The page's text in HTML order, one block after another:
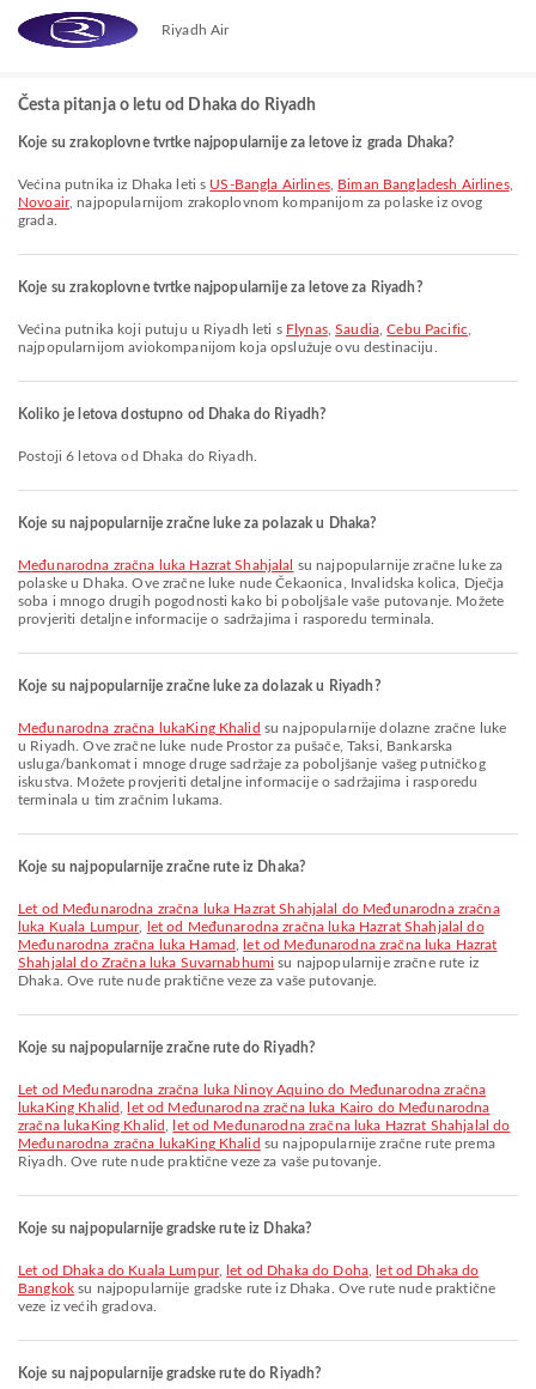
Riyadh Air
Česta pitanja o letu od Dhaka do Riyadh
Koje su zrakoplovne tvrtke najpopularnije za letove iz grada Dhaka?
Većina putnika iz Dhaka leti s US-Bangla Airlines, Biman Bangladesh Airlines,
Novoair, najpopularnijom zrakoplovnom kompanijom za polaske iz ovog
grada.
Koje su zrakoplovne tvrtke najpopularnije za letove za Riyadh?
Većina putnika koji putuju u Riyadh leti s Flynas,Saudia ,Cebu Pacific
najpopularnijom aviokompanijom koja opslužuje ovu destinaciju.
Koliko je letova dostupno od Dhaka do Riyadh?
Postoji 6 letova od Dhaka do Riyadh.
Koje su najpopularnije zračne luke za polazak u Dhaka?
Međunarodna zračna luka Hazrat Shahjalal su najpopularnije zračne luke za
polaske u Dhaka. Ove zračne luke nude Čekaonica, Invalidska kolica, Dječja
soba i mnogo drugih pogodnosti kako bi poboljšale vaše putovanje. Možete
provjeriti detaljne informacije o sadržajima i rasporedu terminala.
Koje su najpopularnije zračne luke za dolazak u Riyadh?
Međunarodna zračna lukaKing Khalid su najpopularnije dolazne zračne luke
u Riyadh. Ove zračne luke nude Prostor za pušače, Taksi, Bankarska
usluga/bankomat i mnoge druge sadržaje za poboljšanje vašeg putničkog
iskustva. Možete provjeriti detaljne informacije o sadržajima i rasporedu
terminala u tim zračnim lukama.
Koje su najpopularnije zračne rute iz Dhaka?
let od Međunarodna zračna luka Hazrat Shahjalal do Međunarodna zračna
luka Kuala Lumpur,
let od Međunarodna zračna luka Hazrat Shahjalal do
Međunarodna zračna luka Hamad
let od Međunarodna zračna luka Hazrat
Shahjalal do Zračna luka Suvarnabhumi su najpopularnije zračne rute iz
Dhaka. Ove rute nude praktične veze za vaše putovanje.
Koje su najpopularnije zračne rute do Riyadh?
let od Međunarodna zračna luka Ninoy Aquino do Međunarodna zračna
lukaKing Khalid
let od Međunarodna zračna luka Kairo do Međunarodna
zračna lukaKing Khalid
let od Međunarodna zračna luka Hazrat Shahjalal do
Međunarodna zračna lukaKing Khalid su najpopularnije zračne rute prema
Riyadh. Ove rute nude praktične veze za vaše putovanje.
Koje su najpopularnije gradske rute iz Dhaka?
let od Dhaka do Kuala Lumpur, let od Dhaka do Doha
let od Dhaka do
Bangkoksu najpopularnije gradske rute iz Dhaka. Ove rute nude praktične
veze iz većih gradova.
Koje su najpopularnije gradske rute do Riyadh?